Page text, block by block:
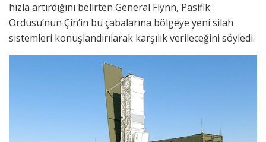
hızla artırdığını belirten General Flynn, Pasifik
Ordusu’nun Çin’in bu çabalarına bölgeye yeni silah
sistemleri konuşlandırılarak karşılık verileceğini söyledi.